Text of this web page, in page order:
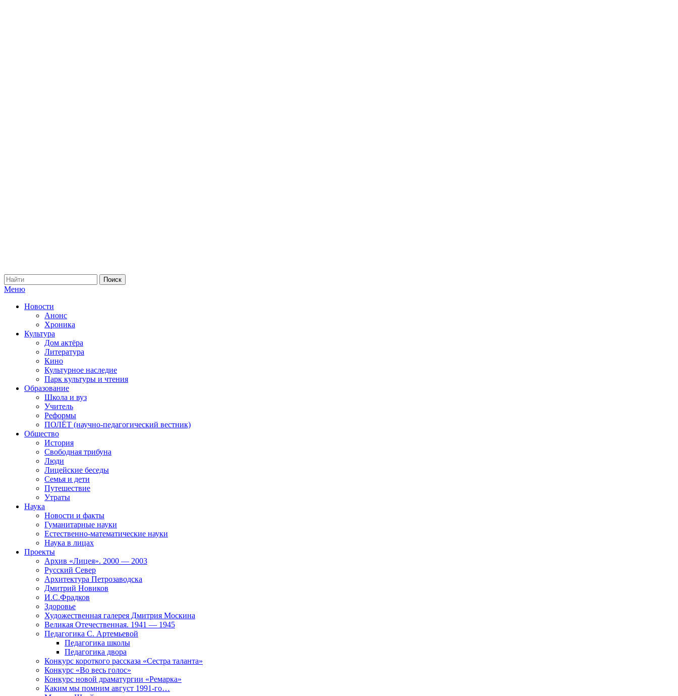
Меню
Новости
Анонс
Хроника
Культура
Дом актёра
Литература
Кино
Культурное наследие
Парк культуры и чтения
Образование
Школа и вуз
Учитель
Реформы
ПОЛЁТ (научно-педагогический вестник)
Общество
История
Свободная трибуна
Люди
Лицейские беседы
Семья и дети
Путешествие
Утраты
Наука
Новости и факты
Гуманитарные науки
Естественно-математические науки
Наука в лицах
Проекты
Архив «Лицея». 2000 — 2003
Русский Север
Архитектура Петрозаводска
Дмитрий Новиков
И.С.Фрадков
Здоровье
Художественная галерея Дмитрия Москина
Великая Отечественная. 1941 — 1945
Педагогика С. Артемьевой
Педагогика школы
Педагогика двора
Конкурс короткого рассказа «Сестра таланта»
Конкурс «Во весь голос»
Конкурс новой драматургии «Ремарка»
Каким мы помним август 1991-го…